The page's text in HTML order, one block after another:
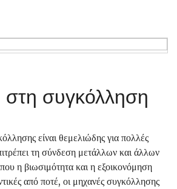
συγκόλληση
είναι θεμελιώδης για πολλές
τη σύνδεση μετάλλων και άλλων
η βιωσιμότητα και η εξοικονόμηση
από ποτέ, οι μηχανές συγκόλλησης